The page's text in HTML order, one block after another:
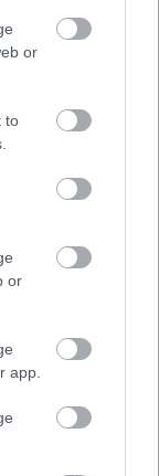
or
to
or
app.